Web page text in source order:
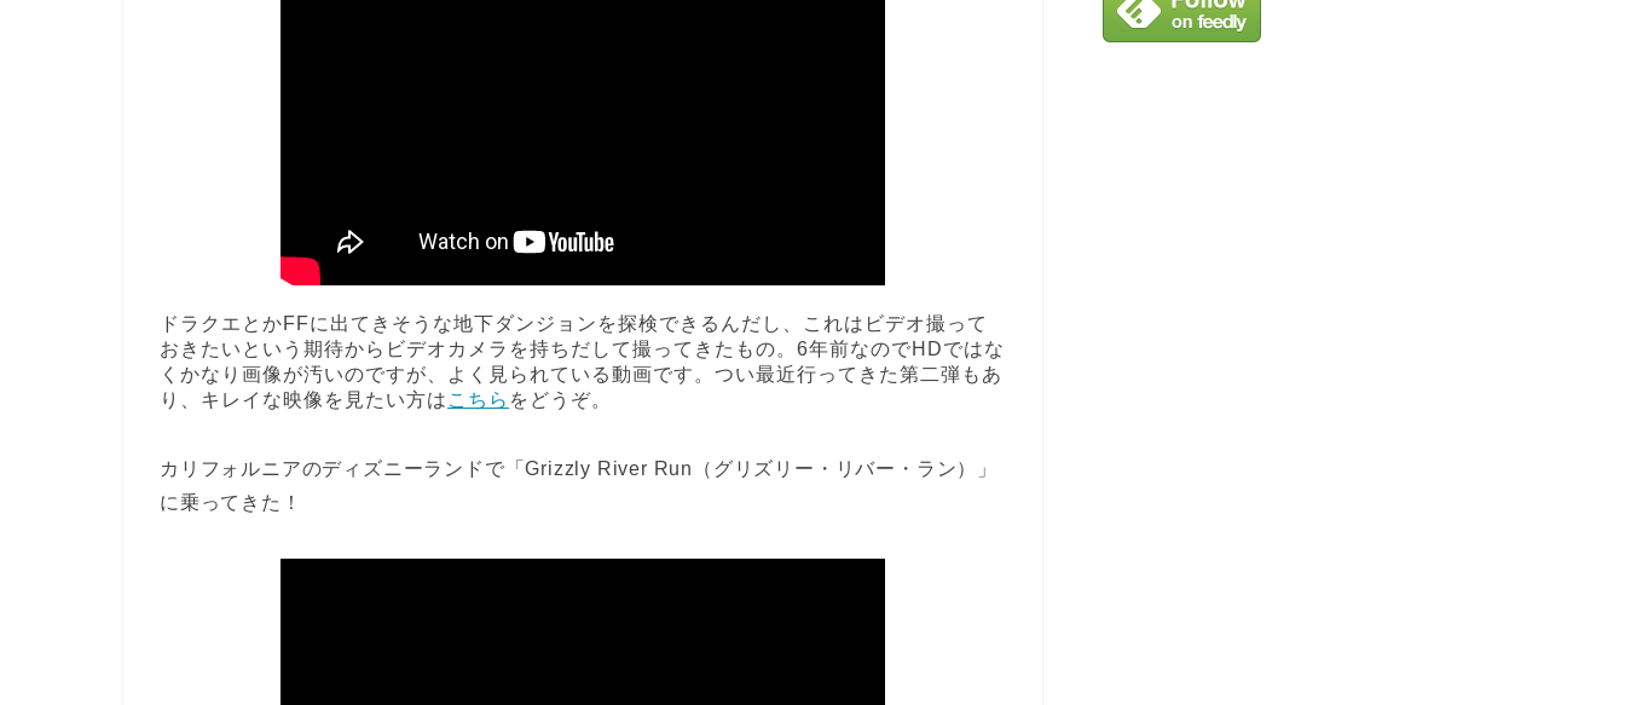
ドラクエとかFFに出てきそうな地下ダンジョンを探検できるんだし、これはビデオ撮って
おきたいという期待からビデオカメラを持ちだして撮ってきたもの。6年前なのでHDではな
くかなり画像が汚いのですが、よく見られている動画です。つい最近行ってきた第二弾もあ
り、キレイな映像を見たい方は こちら をどうぞ。
カリフォルニアのディズニーランドで「Grizzly River Run（グリズリー・リバー・ラン）」
に乗ってきた！